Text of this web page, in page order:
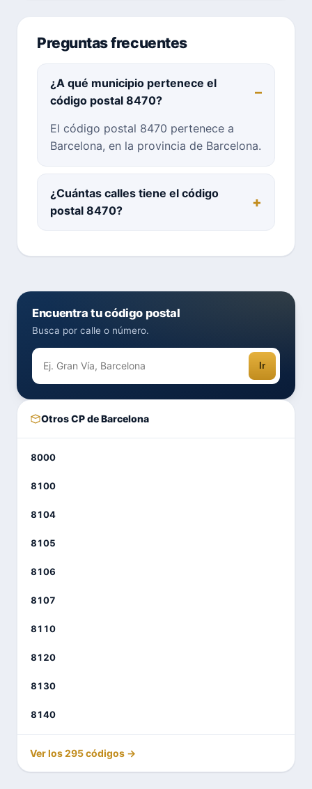
Preguntas frecuentes
¿A qué municipio pertenece el
código postal 8470?
El código postal 8470 pertenece a
Barcelona, en la provincia de Barcelona.
¿Cuántas calles tiene el código
postal 8470?
Encuentra tu código postal
Busca por calle o número.
Ir
Otros CP de Barcelona
8000
8100
8104
8105
8106
8107
8110
8120
8130
8140
Ver los 295 códigos →